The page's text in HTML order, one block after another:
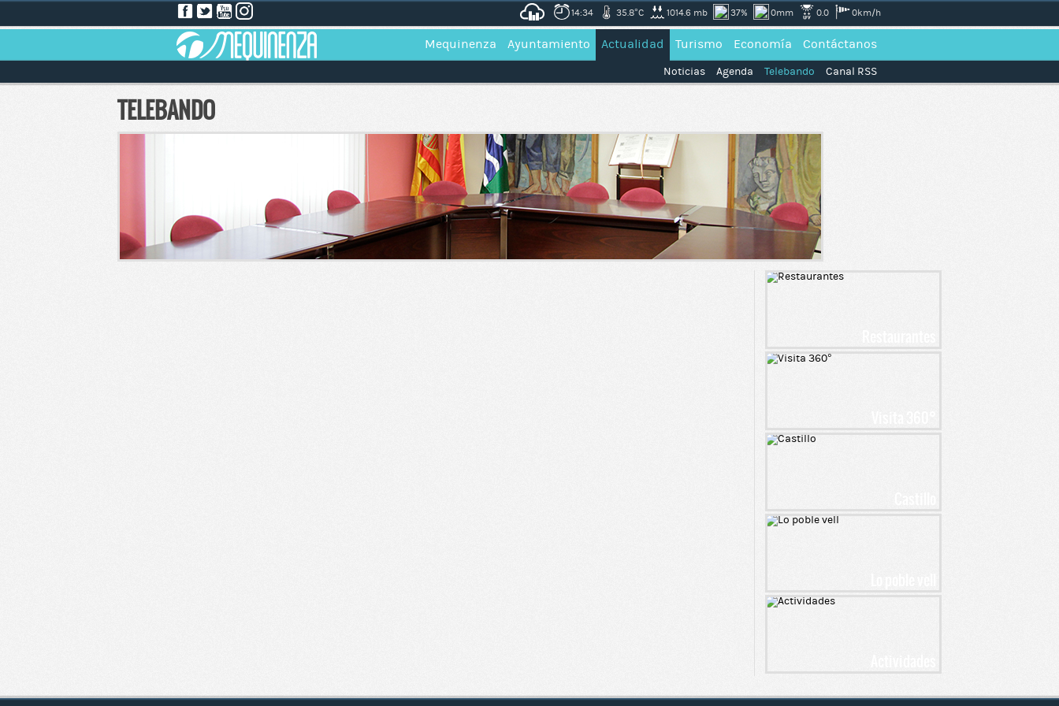
14:34 35.8°C 1014.6 mb 37% 0mm 0.0 0km/h
Mequinenza Ayuntamiento Actualidad Turismo Economía Contáctanos
Noticias Agenda Telebando Canal RSS
TELEBANDO